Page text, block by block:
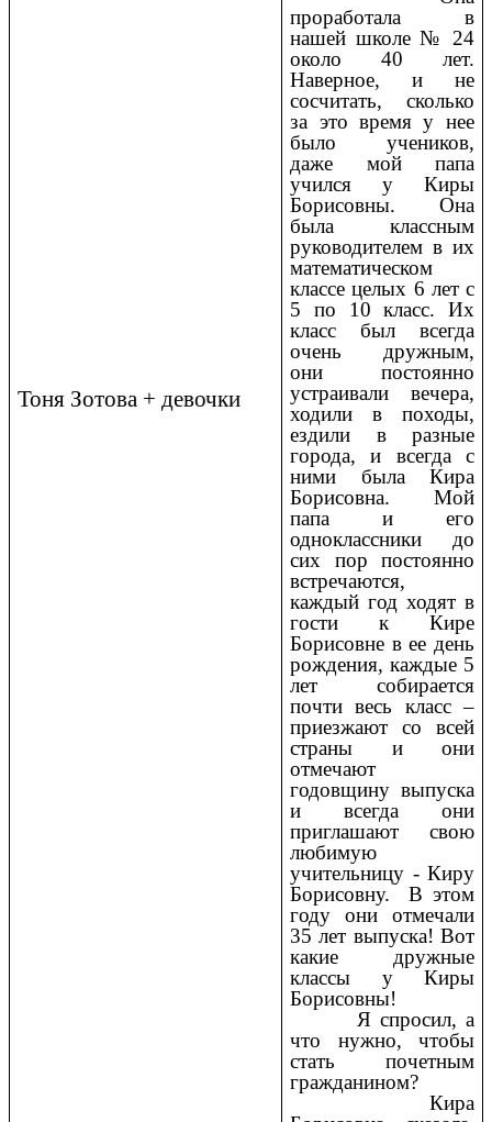
Тоня Зотова + девочки
проработала в
нашей школе № 24
около 40 лет.
Наверное, и не
сосчитать, сколько
за это время у нее
было учеников,
даже мой папа
учился у Киры
Борисовны. Она
была классным
руководителем в их
математическом
классе целых 6 лет с
5 по 10 класс. Их
класс был всегда
очень дружным,
они постоянно
устраивали вечера,
ходили в походы,
ездили в разные
города, и всегда с
ними была Кира
Борисовна. Мой
папа и его
одноклассники до
сих пор постоянно
встречаются,
каждый год ходят в
гости к Кире
Борисовне в ее день
рождения, каждые 5
лет собирается
почти весь класс –
приезжают со всей
страны и они
отмечают
годовщину выпуска
и всегда они
приглашают свою
любимую
учительницу - Киру
Борисовну. В этом
году они отмечали
35 лет выпуска! Вот
какие дружные
классы у Киры
Борисовны!
Я спросил, а
что нужно, чтобы
стать почетным
гражданином?
Кира